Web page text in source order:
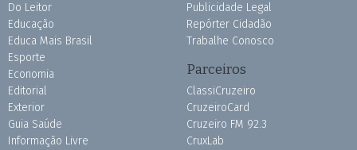
Do Leitor
Educação
Educa Mais Brasil
Esporte
Economia
Editorial
Exterior
Guia Saúde
Informação Livre
Publicidade Legal
Repórter Cidadão
Trabalhe Conosco
Parceiros
ClassiCruzeiro
CruzeiroCard
Cruzeiro FM 92.3
CruxLab